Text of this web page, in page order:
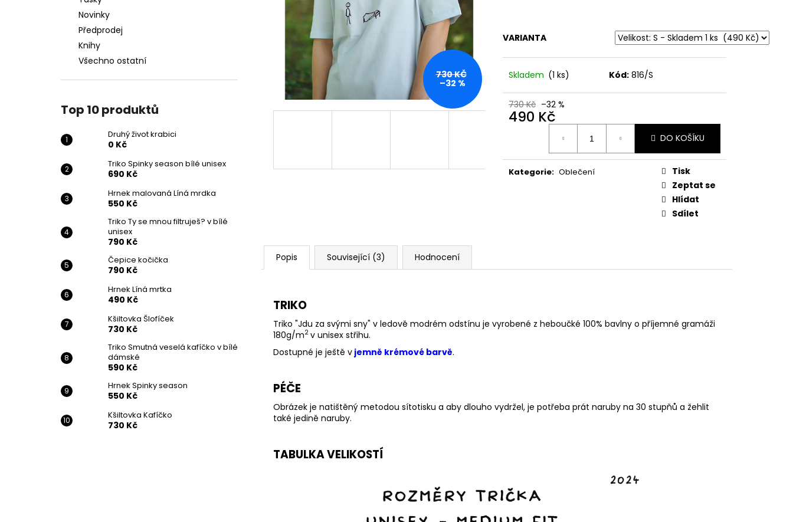
Novinky
Předprodej
Knihy
Všechno ostatní
Top 10 produktů
Druhý život krabici
0 Kč
Triko Spinky season bílé unisex
690 Kč
Hrnek malovaná Líná mrdka
550 Kč
Triko Ty se mnou filtruješ? v bílé
unisex
790 Kč
Čepice kočička
790 Kč
Hrnek Líná mrtka
490 Kč
Kšiltovka Šlofíček
730 Kč
Triko Smutná veselá kafíčko v bílé
dámské
590 Kč
Hrnek Spinky season
550 Kč
Kšiltovka Kafíčko
730 Kč
VARIANTA
Skladem (1 ks) Kód: 816/S
730 Kč –32 %
490 Kč
DO KOŠÍKU
Kategorie: Oblečení
Tisk
Zeptat se
Hlídat
Sdílet
730 KČ
–32 %
Popis Související (3) Hodnocení
TRIKO
Triko "Jdu za svými sny" v ledově modrém odstínu je vyrobené z heboučké 100% bavlny o příjemné gramáži
180g/m2 v unisex střihu.
Dostupné je ještě v jemně krémové barvě.
PÉČE
Obrázek je natištěný metodou sítotisku a aby dlouho vydržel, je potřeba prát naruby na 30 stupňů a žehlit
také jedině naruby.
TABULKA VELIKOSTÍ
DRUHÝ ŽIVOT KRABICI
0 Kč
TRIKO SPINKY SEASON BÍLÉ UNISEX
HRNEK MALOVANÁ LÍNÁ MRDKA
550 Kč